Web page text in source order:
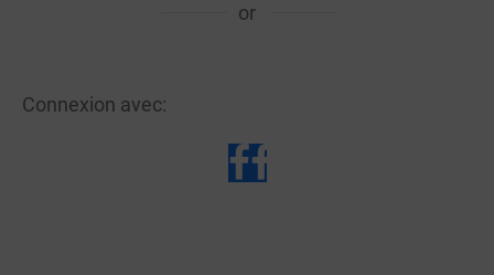
or
Connexion avec: